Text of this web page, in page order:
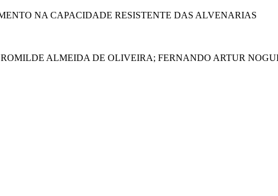
NA CAPACIDADE RESISTENTE DAS ALVENARIAS
ALMEIDA DE OLIVEIRA; FERNANDO ARTUR